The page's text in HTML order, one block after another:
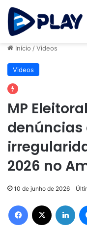
Início /Videos
Videos
MP
denúncias
2026 no
10 de junho de 2026